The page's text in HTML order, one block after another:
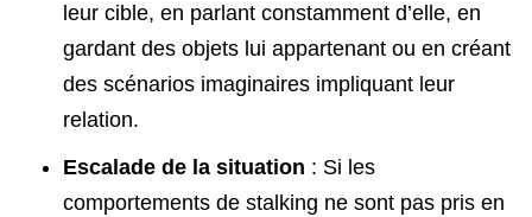
leur cible, en parlant constamment d’elle, en
gardant des objets lui appartenant ou en créant
des scénarios imaginaires impliquant leur
relation.
Escalade de la situation : Si les
comportements de stalking ne sont pas pris en